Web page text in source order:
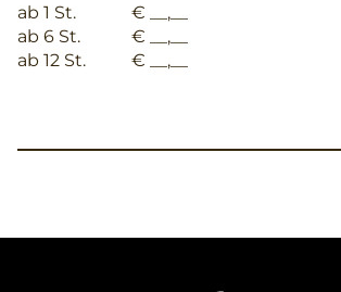
ab 1 St.
€ __,__
ab 6 St.
€ __,__
ab 12 St.
€ __,__